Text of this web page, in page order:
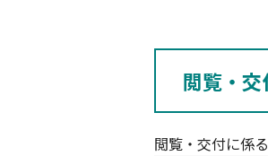
閲覧・
閲覧・交付に係